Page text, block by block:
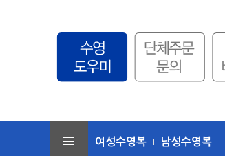
여성수영복 남성수영복